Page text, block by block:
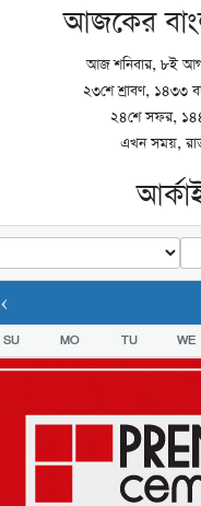
আজকের
আজ শনিবার, ৮ই
২৩শে শ্রাবণ, ১৪৩৩
২৪শে সফর,
এখন সময়,
‹
SU MO TU WE